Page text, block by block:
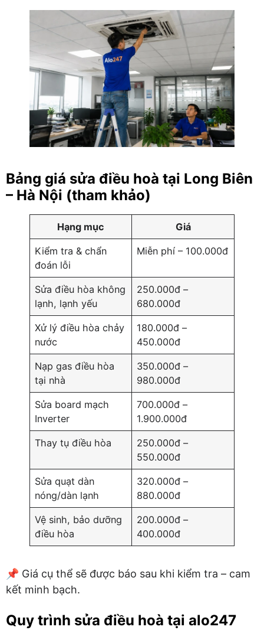
Bảng giá sửa điều hoà tại Long Biên
– Hà Nội (tham khảo)
Hạng mục Giá
Kiểm tra & chẩn
đoán lỗi
Miễn phí – 100.000đ
Sửa điều hòa không
lạnh, lạnh yếu
250.000đ –
680.000đ
Xử lý điều hòa chảy
nước
180.000đ –
450.000đ
Nạp gas điều hòa
tại nhà
350.000đ –
980.000đ
Sửa board mạch
Inverter
700.000đ –
1.900.000đ
Thay tụ điều hòa
250.000đ –
550.000đ
Sửa quạt dàn
nóng/dàn lạnh
320.000đ –
880.000đ
Vệ sinh, bảo dưỡng
điều hòa
200.000đ –
400.000đ
📌 Giá cụ thể sẽ được báo sau khi kiểm tra – cam
kết minh bạch.
Quy trình sửa điều hoà tại alo247